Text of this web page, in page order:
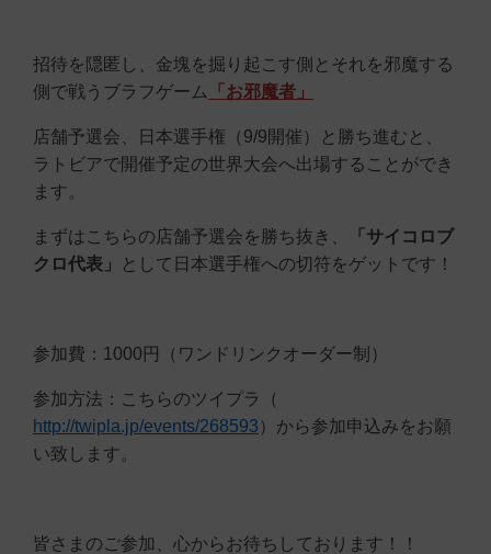
招待を隠匿し、金塊を掘り起こす側とそれを邪魔する
側で戦うブラフゲーム
「お邪魔者」
店舗予選会、日本選手権（9/9開催）と勝ち進むと、
ラトビアで開催予定の世界大会へ出場することができ
ます。
まずはこちらの店舗予選会を勝ち抜き、
「サイコロブ
クロ代表」
として日本選手権への切符をゲットです！
参加費：1000円（ワンドリンクオーダー制）
参加方法：こちらのツイプラ（
http://twipla.jp/events/268593 ）から参加申込みをお願
い致します。
皆さまのご参加、心からお待ちしております！！